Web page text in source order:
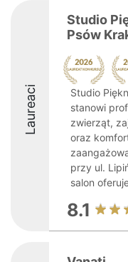
Laureaci
Studio
Psów
Studio
stanowi
zwierząt,
oraz
przy ul.
salon
8.1